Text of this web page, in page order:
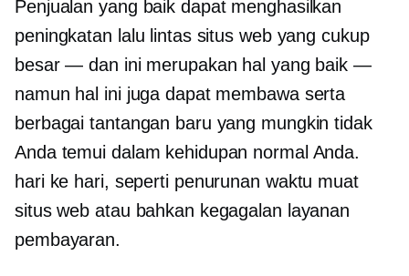
Penjualan yang baik dapat menghasilkan
peningkatan lalu lintas situs web yang cukup
besar — ​​dan ini merupakan hal yang baik —
namun hal ini juga dapat membawa serta
berbagai tantangan baru yang mungkin tidak
Anda temui dalam kehidupan normal Anda.
hari ke hari, seperti penurunan waktu muat
situs web atau bahkan kegagalan layanan
pembayaran.